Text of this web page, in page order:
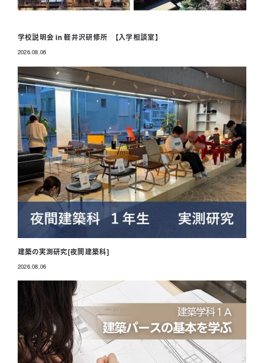
学校説明会 in 軽井沢研修所 【入学相談室】
2026.08.06
建築の実測研究[夜間建築科]
2026.08.06